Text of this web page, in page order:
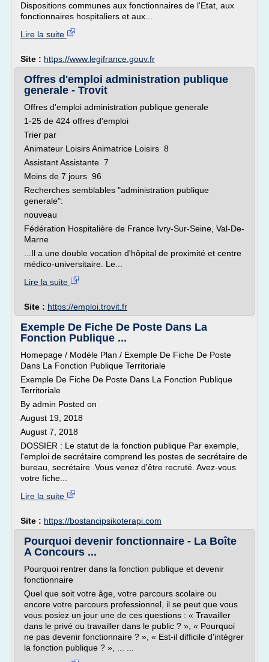
Dispositions communes aux fonctionnaires de l'Etat, aux
fonctionnaires hospitaliers et aux...
Lire la suite
Site : https://www.legifrance.gouv.fr
Offres d'emploi administration publique
generale - Trovit
Offres d'emploi administration publique generale
1-25 de 424 offres d'emploi
Trier par
Animateur Loisirs Animatrice Loisirs 8
Assistant Assistante 7
Moins de 7 jours 96
Recherches semblables "administration publique
generale":
nouveau
Fédération Hospitalière de France Ivry-Sur-Seine, Val-De-
Marne
...Il a une double vocation d'hôpital de proximité et centre
médico-universitaire. Le...
Lire la suite
Site : https://emploi.trovit.fr
Exemple De Fiche De Poste Dans La
Fonction Publique ...
Homepage / Modèle Plan / Exemple De Fiche De Poste
Dans La Fonction Publique Territoriale
Exemple De Fiche De Poste Dans La Fonction Publique
Territoriale
By admin Posted on
August 19, 2018
August 7, 2018
DOSSIER : Le statut de la fonction publique Par exemple,
l'emploi de secrétaire comprend les postes de secrétaire de
bureau, secrétaire .Vous venez d'être recruté. Avez-vous
votre fiche...
Lire la suite
Site : https://bostancipsikoterapi.com
Pourquoi devenir fonctionnaire - La Boîte
A Concours ...
Pourquoi rentrer dans la fonction publique et devenir
fonctionnaire
Quel que soit votre âge, votre parcours scolaire ou
encore votre parcours professionnel, il se peut que vous
vous posiez un jour une de ces questions : « Travailler
dans le privé ou travailler dans le public ? », « Pourquoi
ne pas devenir fonctionnaire ? », « Est-il difficile d'intégrer
la fonction publique ? », ... ...